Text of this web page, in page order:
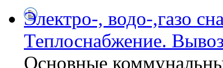
Электро-, водо-,газо
Теплоснабжение.
Основные